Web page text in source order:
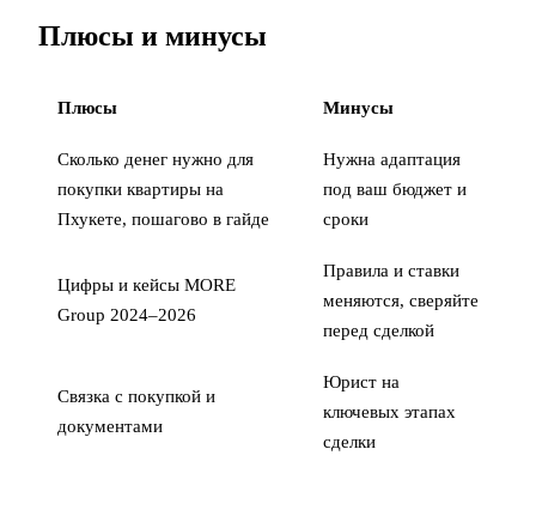
Плюсы и минусы
Плюсы Минусы
Сколько денег нужно для
покупки квартиры на
Пхукете, пошагово в гайде
Нужна адаптация
под ваш бюджет и
сроки
Цифры и кейсы MORE
Group 2024–2026
Правила и ставки
меняются, сверяйте
перед сделкой
Связка с покупкой и
документами
Юрист на
ключевых этапах
сделки